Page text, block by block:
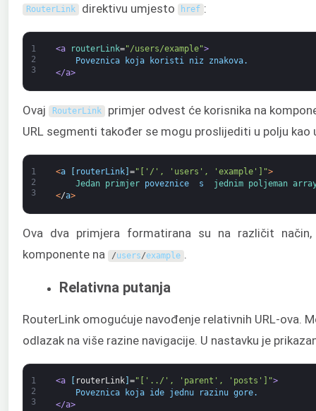
RouterLink direktivu umjesto href :
1
2
3
<a routerLink="/users/example">
Poveznica koja koristi niz znakova.
</a>
Ovaj RouterLink primjer odvest će korisnika na
URL segmenti također se mogu proslijediti u polju kao
1
2
3
<a routerLink] ="['/', 'users', 'example']">
Jedan primjer poveznice s jednim poljeman
</a>
Ova dva primjera formatirana su na različit
komponente na
/users/example .
Relativna putanja
RouterLink omogućuje navođenje relativnih URL-ova.
odlazak na više razine navigacije. U nastavku je
1
2
3
<a routerLink] ="['../', 'parent', 'posts']">
Poveznica koja ide jednu razinu gore.
</a>